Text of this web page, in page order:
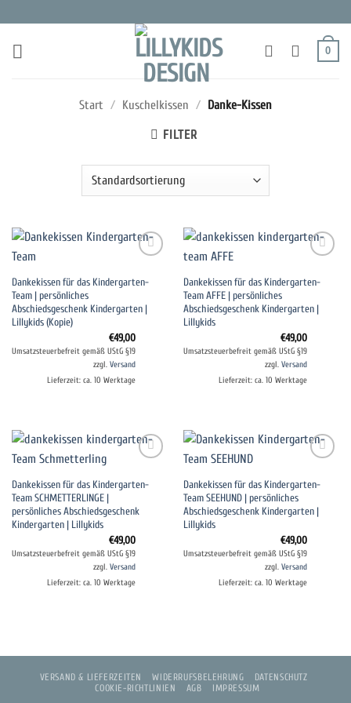
Inhalt
springen
0
Start / Kuschelkissen / Danke-Kissen
FILTER
Wunschliste
Dankekissen für das Kindergarten-
Team | persönliches
Abschiedsgeschenk Kindergarten |
Lillykids (Kopie)
€49,00
Umsatzsteuerbefreit gemäß UStG §19
zzgl. Versand
Lieferzeit: ca. 10 Werktage
Wunschliste
Dankekissen für das Kindergarten-
Team AFFE | persönliches
Abschiedsgeschenk Kindergarten |
Lillykids
€49,00
Umsatzsteuerbefreit gemäß UStG §19
zzgl. Versand
Lieferzeit: ca. 10 Werktage
Wunschliste
Dankekissen für das Kindergarten-
Team SCHMETTERLINGE |
persönliches Abschiedsgeschenk
Kindergarten | Lillykids
€49,00
Umsatzsteuerbefreit gemäß UStG §19
zzgl. Versand
Lieferzeit: ca. 10 Werktage
Wunschliste
Dankekissen für das Kindergarten-
Team SEEHUND | persönliches
Abschiedsgeschenk Kindergarten |
Lillykids
€49,00
Umsatzsteuerbefreit gemäß UStG §19
zzgl. Versand
Lieferzeit: ca. 10 Werktage
VERSAND & LIEFERZEITEN WIDERRUFSBELEHRUNG
DATENSCHUTZ
COOKIE-RICHTLINIEN
AGB IMPRESSUM